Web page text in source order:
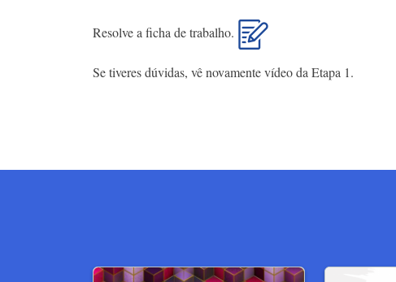
Resolve a ficha de trabalho.
Se tiveres dúvidas, vê novamente vídeo da Etapa 1.